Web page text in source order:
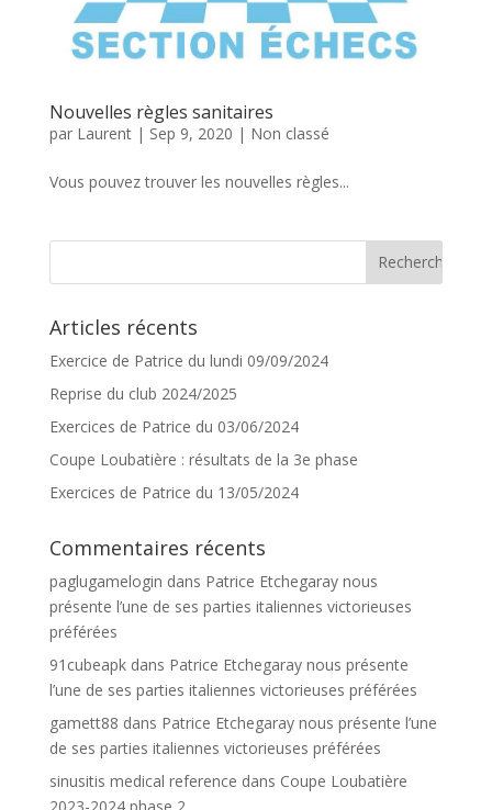
Nouvelles règles sanitaires
par Laurent| Sep 9, 2020 | Non classé
Vous pouvez trouver les nouvelles règles...
Articles récents
Exercice de Patrice du lundi 09/09/2024
Reprise du club 2024/2025
Exercices de Patrice du 03/06/2024
Coupe Loubatière : résultats de la 3e phase
Exercices de Patrice du 13/05/2024
Commentaires récents
paglugamelogin dans Patrice Etchegaray nous
présente l’une de ses parties italiennes victorieuses
préférées
91cubeapkdans Patrice Etchegaray nous présente
l’une de ses parties italiennes victorieuses préférées
gamett88 dans Patrice Etchegaray nous présente l’une
de ses parties italiennes victorieuses préférées
sinusitis medical reference dans Coupe Loubatière
2023-2024 phase 2